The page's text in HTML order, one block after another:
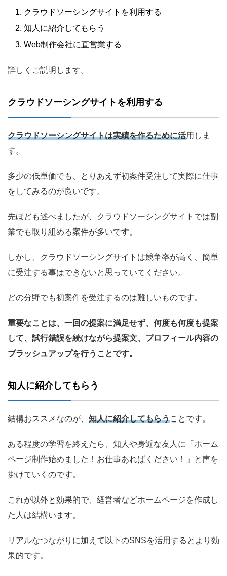
クラウドソーシングサイトを利用する
知人に紹介してもらう
Web制作会社に直営業する
詳しくご説明します。
クラウドソーシングサイトを利用する
クラウドソーシングサイトは実績を作るために活用しま
す。
多少の低単価でも、とりあえず初案件受注して実際に仕事
をしてみるのが良いです。
先ほども述べましたが、クラウドソーシングサイトでは副
業でも取り組める案件が多いです。
しかし、クラウドソーシングサイトは競争率が高く、簡単
に受注する事はできないと思っていてください。
どの分野でも初案件を受注するのは難しいものです。
重要なことは、一回の提案に満足せず、何度も何度も提案
して、試行錯誤を続けながら提案文、プロフィール内容の
ブラッシュアップを行うことです。
知人に紹介してもらう
結構おススメなのが、 知人に紹介してもらうことです。
ある程度の学習を終えたら、知人や身近な友人に「ホーム
ページ制作始めました！お仕事あればください！」と声を
掛けていくのです。
これが以外と効果的で、経営者などホームページを作成し
た人は結構います。
リアルなつながりに加えて以下のSNSを活用するとより効
果的です。